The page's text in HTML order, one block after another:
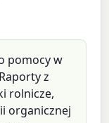
pomocy w
z
rolnicze,
organicznej